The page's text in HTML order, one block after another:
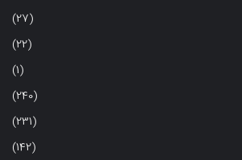
(27)
(22)
(1)
(240)
(231)
(142)